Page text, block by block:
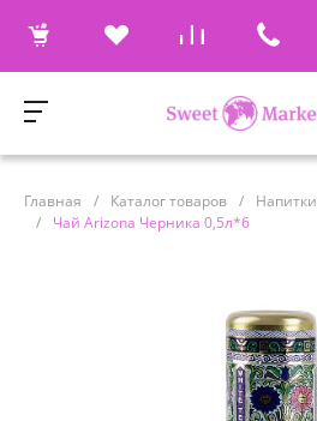
Главная / Каталог товаров / Напитки
/
Чай Arizona Черника 0,5л*6